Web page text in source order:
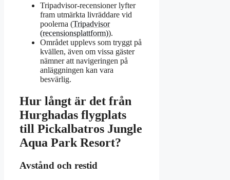
Tripadvisor-recensioner lyfter
fram utmärkta livräddare vid
poolerna (Tripadvisor
(recensionsplattform)).
Området upplevs som tryggt på
kvällen, även om vissa gäster
nämner att navigeringen på
anläggningen kan vara
besvärlig.
Hur långt är det från
Hurghadas flygplats
till Pickalbatros Jungle
Aqua Park Resort?
Avstånd och restid